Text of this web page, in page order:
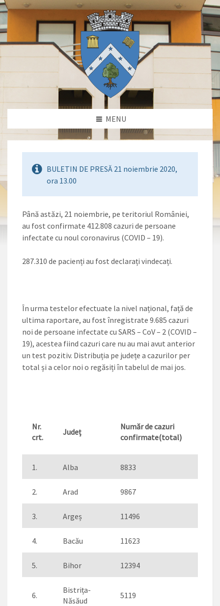
MENU
BULETIN DE PRESĂ 21 noiembrie 2020,
ora 13.00
Până astăzi, 21 noiembrie, pe teritoriul României,
au fost confirmate 412.808 cazuri de persoane
infectate cu noul coronavirus (COVID – 19).
287.310 de pacienți au fost declarați vindecați.
În urma testelor efectuate la nivel național, față de
ultima raportare, au fost înregistrate 9.685 cazuri
noi de persoane infectate cu SARS – CoV – 2 (COVID –
19), acestea fiind cazuri care nu au mai avut anterior
un test pozitiv. Distribuția pe județe a cazurilor per
total și a celor noi o regăsiți în tabelul de mai jos.
Nr.
crt.
Județ
Număr de cazuri
confirmate(total)
1. Alba 8833
2. Arad 9867
3. Argeș 11496
4. Bacău 11623
5. Bihor 12394
6.
Bistrița-
Năsăud
5119